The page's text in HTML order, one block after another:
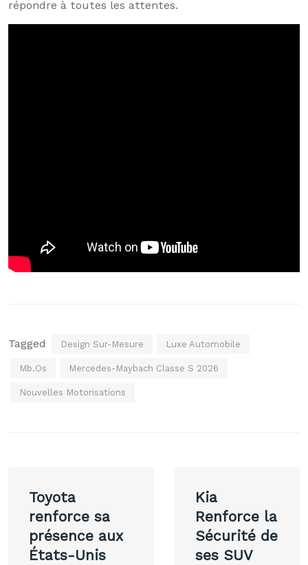
répondre à toutes les attentes.
Tagged Design Sur-Mesure Luxe Automobile
Mb.os Mercedes-Maybach Classe S 2026
Nouvelles Motorisations
de
l’article
Toyota
renforce sa
présence aux
États-Unis
Kia
Renforce la
Sécurité de
ses SUV